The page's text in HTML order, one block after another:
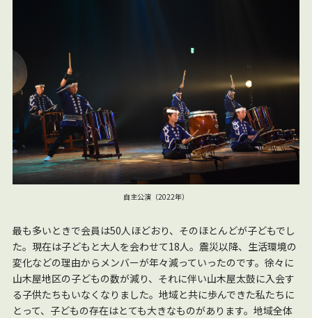
自主公演（2022年）
最も多いときで会員は50人ほどおり、そのほとんどが子どもでし
た。現在は子どもと大人を会わせて18人。震災以降、生活環境の
変化などの理由からメンバーが年々減っていったのです。徐々に
山木屋地区の子どもの数が減り、それに伴い山木屋太鼓に入会す
る子供たちもいなくなりました。地域と共に歩んできた私たちに
とって、子どもの存在はとても大きなものがあります。地域全体